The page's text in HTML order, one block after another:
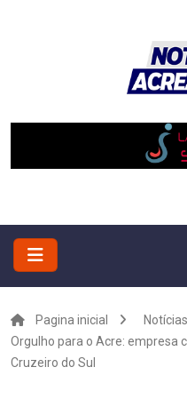
Pagina inicial Notícias
Orgulho para o Acre: empresa
Cruzeiro do Sul